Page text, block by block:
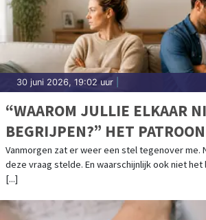
30 juni 2026, 19:02 uur
“WAAROM JULLIE ELKAAR
BEGRIJPEN?” HET PATROON WAARIN
ZOVEEL STELLEN
Vanmorgen zat er weer een stel tegenover
deze vraag stelde. En waarschijnlijk ook niet het
[...]